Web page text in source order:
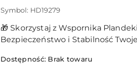
Symbol: HD19279
🎁 Skorzystaj z Wspornika
Bezpieczeństwo i Stabilność
Dostępność: Brak towaru